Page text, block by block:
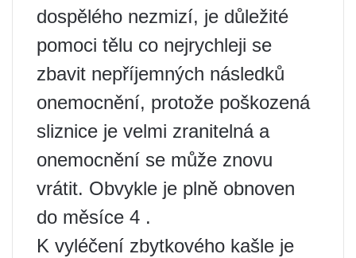
dospělého nezmizí, je důležité
pomoci tělu co nejrychleji se
zbavit nepříjemných následků
onemocnění, protože poškozená
sliznice je velmi zranitelná a
onemocnění se může znovu
vrátit. Obvykle je plně obnoven
do měsíce 4 .
K vyléčení zbytkového kašle je